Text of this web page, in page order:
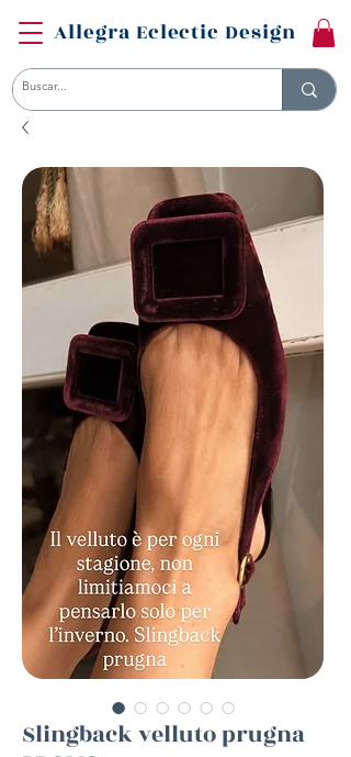
Allegra Eclectic Design
Slingback velluto prugna